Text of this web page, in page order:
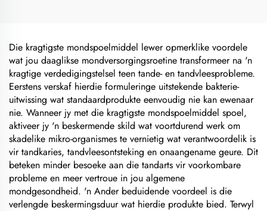
Die kragtigste mondspoelmiddel lewer opmerklike voordele
wat jou daaglikse mondversorgingsroetine transformeer na 'n
kragtige verdedigingstelsel teen tande- en tandvleesprobleme.
Eerstens verskaf hierdie formuleringe uitstekende bakterie-
uitwissing wat standaardprodukte eenvoudig nie kan ewenaar
nie. Wanneer jy met die kragtigste mondspoelmiddel spoel,
aktiveer jy 'n beskermende skild wat voortdurend werk om
skadelike mikro-organismes te vernietig wat verantwoordelik is
vir tandkaries, tandvleesontsteking en onaangename geure. Dit
beteken minder besoeke aan die tandarts vir voorkombare
probleme en meer vertroue in jou algemene
mondgesondheid. 'n Ander beduidende voordeel is die
verlengde beskermingsduur wat hierdie produkte bied. Terwyl